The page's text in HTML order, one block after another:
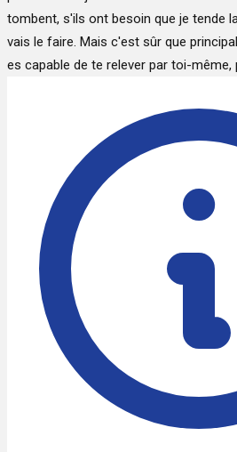
tombent, s'ils ont besoin que je tende
vais le faire. Mais c'est sûr que
es capable de te relever par toi-